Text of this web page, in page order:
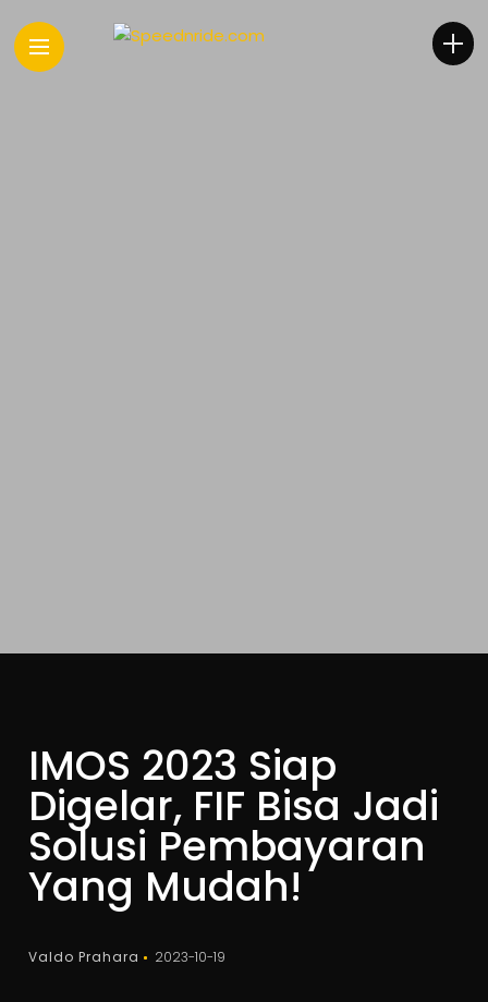
IMOS 2023 Siap
Digelar, FIF Bisa Jadi
Solusi Pembayaran
Yang Mudah!
Valdo Prahara 2023-10-19